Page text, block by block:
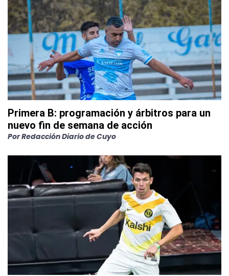
Primera B: programación y árbitros para un
nuevo fin de semana de acción
PorRedacción Diario de Cuyo